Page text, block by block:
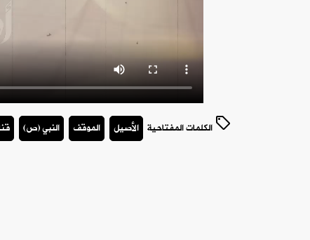
الكلمات المفتاحية الأصيل الموقف النبي (ص)